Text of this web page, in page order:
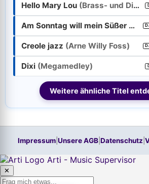
Hello Mary Lou (Brass- und Dixieband)
Am Sonntag will mein Süßer mit mir segeln gehn
Creole jazz (Arne Willy Foss)
Dixi (Megamedley)
Weitere ähnliche Titel
Impressum| Unsere AGB| Datenschutz
Arti - Music Supervisor
✕
Weiter
Trage bitte vorher Deine E-Mail-Adresse in
Hilfe, ich habe meinPasswort
Neu hier? Jetzt kostenloses